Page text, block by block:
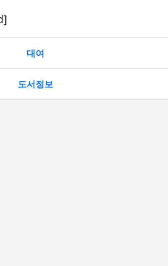
대여
도서정보